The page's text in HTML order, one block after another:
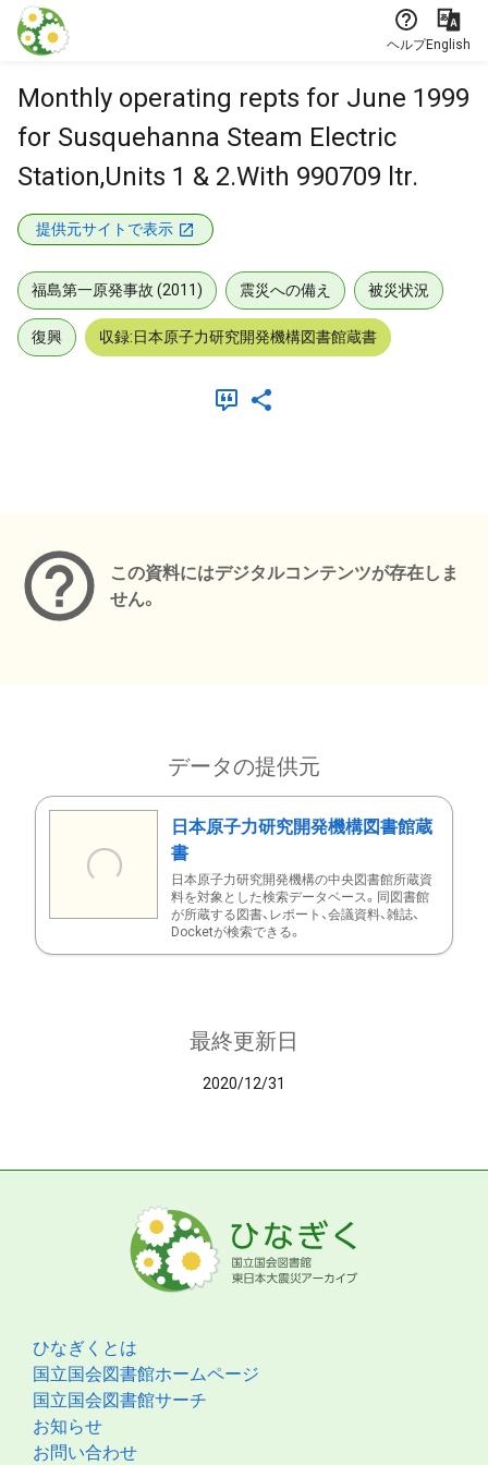
本文に飛ぶ
ヘルプEnglish
Monthly operating repts for June 1999
for Susquehanna Steam Electric
Station,Units 1 & 2.With 990709 ltr.
提供元サイトで表示
福島第一原発事故 (2011) 震災への備え 被災状況
復興 収録:日本原子力研究開発機構図書館蔵書
この資料にはデジタルコンテンツが存在しま
せん。
データの提供元
日本原子力研究開発機構図書館蔵
書
日本原子力研究開発機構の中央図書館所蔵資
料を対象とした検索データベース。同図書館
が所蔵する図書、レポート、会議資料、雑誌、
Docketが検索できる。
最終更新日
2020/12/31
ひなぎくとは
国立国会図書館ホームページ
国立国会図書館サーチ
お知らせ
お問い合わせ